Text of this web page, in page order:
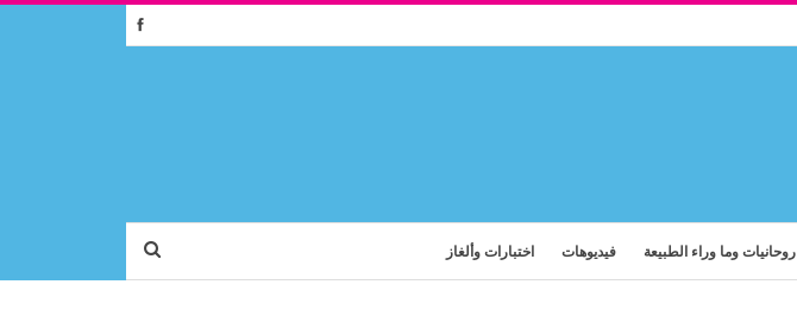
روحانيات وما وراء الطبيعة فيديوهات اختبارات وألغاز